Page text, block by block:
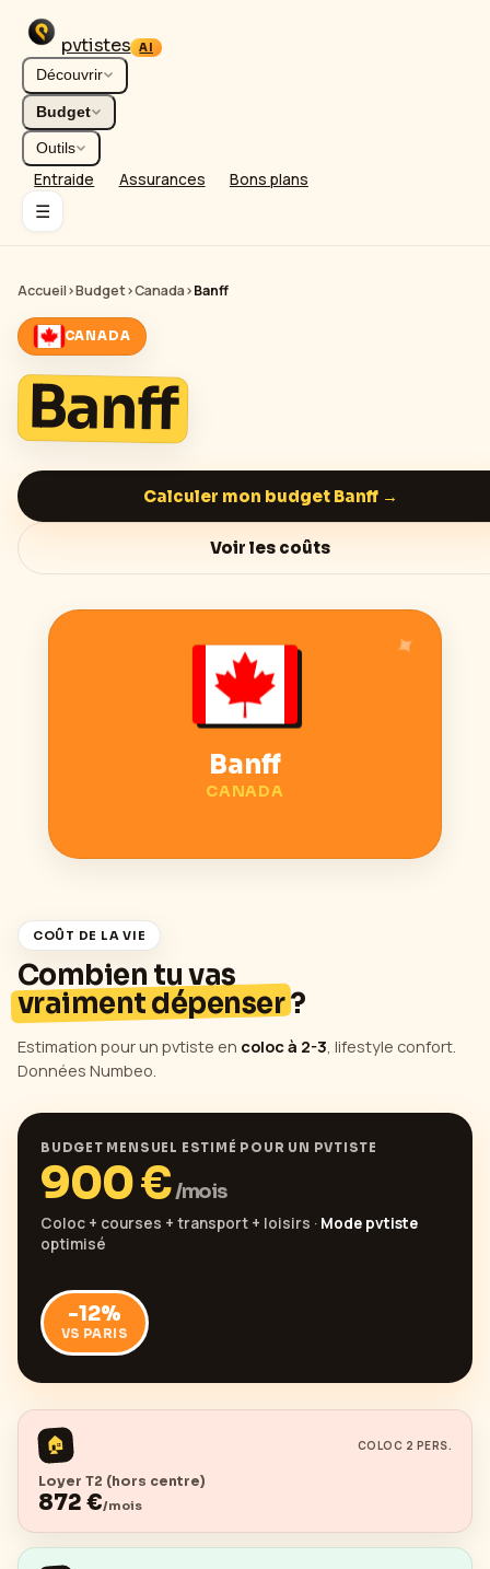
pvtistes AI
Découvrir
Budget
Outils
Entraide Assurances Bons plans
☰
Accueil›Budget›Canada›Banff
CANADA
Banff
Calculer mon budget Banff→
Voir les coûts
Banff
CANADA
COÛT DE LA VIE
Combien tu vas
vraiment dépenser?
Estimation pour un pvtiste en coloc à 2-3 , lifestyle confort.
Données Numbeo.
BUDGET MENSUEL ESTIMÉ POUR UN PVTISTE
900€/mois
Coloc + courses + transport + loisirs · Mode pvtiste
optimisé
-12%
VS PARIS
🏠 COLOC 2 PERS.
Loyer T2 (hors centre)
872 €/mois